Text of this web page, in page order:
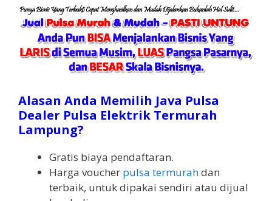
Alasan Anda Memilih Java Pulsa
Dealer Pulsa Elektrik Termurah
Lampung?
Gratis biaya pendaftaran.
Harga voucher pulsa termurahdan
terbaik, untuk dipakai sendiri atau dijual